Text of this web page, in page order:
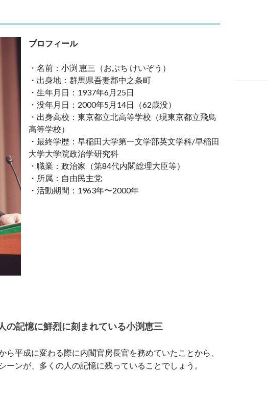
プロフィール
・名前：小渕 恵三（おぶち けいぞう）
・出身地：群馬県吾妻郡中之条町
・生年月日：1937年6月25日
・没年月日：2000年5月14日（62歳没）
・出身高校：東京都立北高等学校（現東京都立飛鳥
高等学校）
・最終学歴：早稲田大学第一文学部英文学科/早稲田
大学大学院政治学研究科
・職業：政治家（第84代内閣総理大臣等）
・所属：自由民主党
・活動期間：1963年〜2000年
の記憶に鮮烈に刻まれている小渕恵三
平成に変わる際に内閣官房長官を務めていたことから、
ンが、多くの人の記憶に残っていることでしょう。